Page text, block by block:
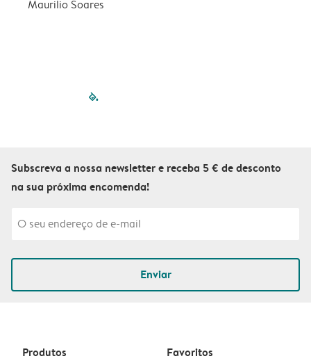
Maurilio Soares
filled-pagination
Subscreva a nossa newsletter e receba 5 € de desconto
na sua próxima encomenda!
Enviar
Produtos Favoritos